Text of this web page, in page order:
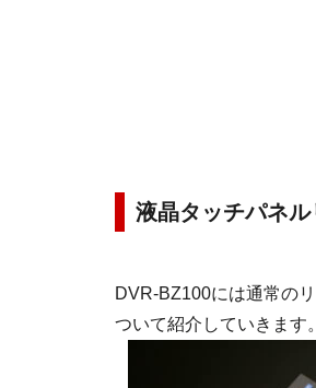
液晶タッチパネル
DVR-BZ100には通常の
ついて紹介していきます。